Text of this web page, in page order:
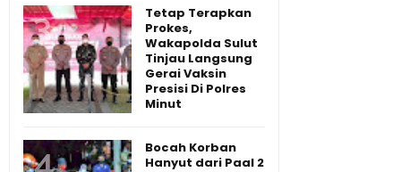
Tetap Terapkan
Prokes,
Wakapolda Sulut
Tinjau Langsung
Gerai Vaksin
Presisi Di Polres
Minut
Bocah Korban
Hanyut dari Paal 2